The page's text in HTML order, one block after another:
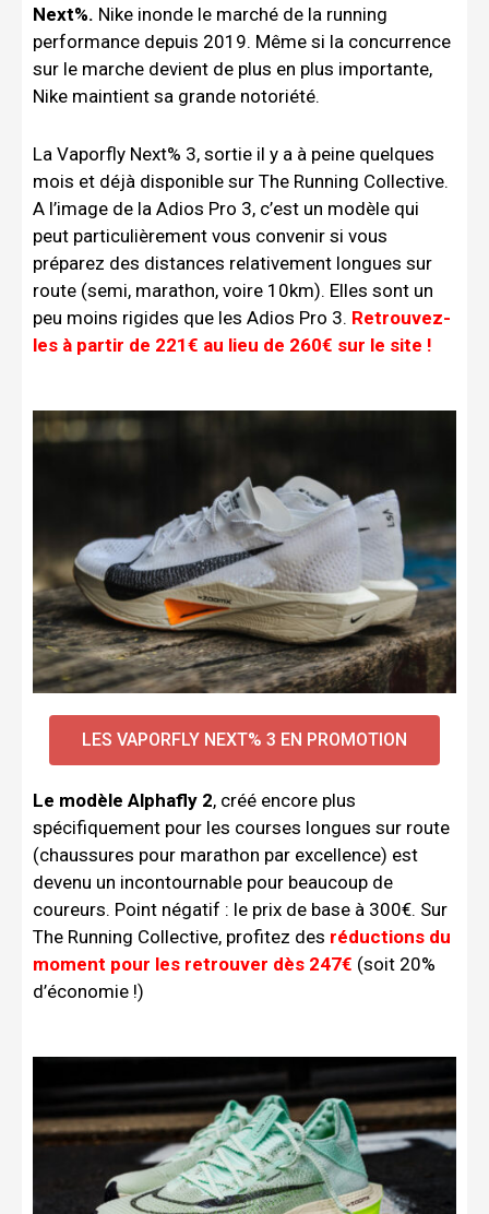
Next%. Nike inonde le marché de la running
performance depuis 2019. Même si la concurrence
sur le marche devient de plus en plus importante,
Nike maintient sa grande notoriété.
La Vaporfly Next% 3, sortie il y a à peine quelques
mois et déjà disponible sur The Running Collective.
A l’image de la Adios Pro 3, c’est un modèle qui
peut particulièrement vous convenir si vous
préparez des distances relativement longues sur
route (semi, marathon, voire 10km). Elles sont un
peu moins rigides que les Adios Pro 3. Retrouvez-
les à partir de 221€ au lieu de 260€ sur le site !
LES VAPORFLY NEXT% 3 EN PROMOTION
Le modèle Alphafly 2, créé encore plus
spécifiquement pour les courses longues sur route
(chaussures pour marathon par excellence) est
devenu un incontournable pour beaucoup de
coureurs. Point négatif : le prix de base à 300€. Sur
The Running Collective, profitez des réductions du
moment pour les retrouver dès 247€ (soit 20%
d’économie !)